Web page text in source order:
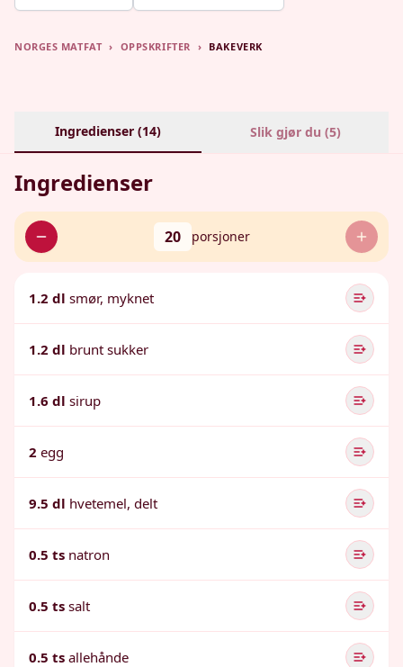
NORGES MATFAT › OPPSKRIFTER › BAKEVERK
Ingredienser (14) Slik gjør du (5)
Ingredienser
20 porsjoner
1.2 dl smør, myknet
1.2 dl brunt sukker
1.6 dl sirup
2 egg
9.5 dl hvetemel, delt
0.5 ts natron
0.5 ts salt
0.5 ts allehånde